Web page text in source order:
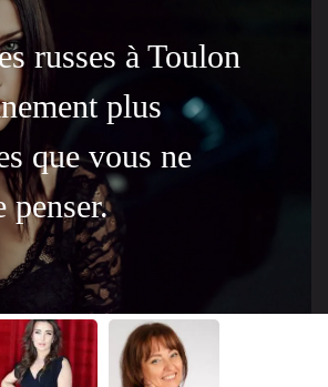
russes à Toulon
plus
que vous ne
penser.